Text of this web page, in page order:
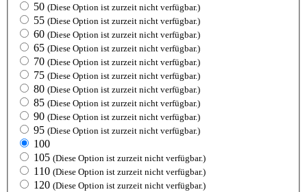
50 (Diese Option ist zurzeit nicht verfügbar.)
55 (Diese Option ist zurzeit nicht verfügbar.)
60 (Diese Option ist zurzeit nicht verfügbar.)
65 (Diese Option ist zurzeit nicht verfügbar.)
70 (Diese Option ist zurzeit nicht verfügbar.)
75 (Diese Option ist zurzeit nicht verfügbar.)
80 (Diese Option ist zurzeit nicht verfügbar.)
85 (Diese Option ist zurzeit nicht verfügbar.)
90 (Diese Option ist zurzeit nicht verfügbar.)
95 (Diese Option ist zurzeit nicht verfügbar.)
100
105 (Diese Option ist zurzeit nicht verfügbar.)
110 (Diese Option ist zurzeit nicht verfügbar.)
120 (Diese Option ist zurzeit nicht verfügbar.)